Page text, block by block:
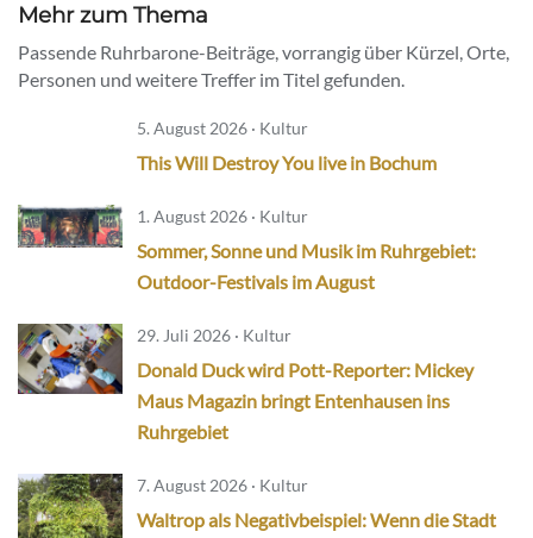
Mehr zum Thema
Passende Ruhrbarone-Beiträge, vorrangig über Kürzel, Orte,
Personen und weitere Treffer im Titel gefunden.
5. August 2026 · Kultur
This Will Destroy You live in Bochum
1. August 2026 · Kultur
Sommer, Sonne und Musik im Ruhrgebiet:
Outdoor-Festivals im August
29. Juli 2026 · Kultur
Donald Duck wird Pott-Reporter: Mickey
Maus Magazin bringt Entenhausen ins
Ruhrgebiet
7. August 2026 · Kultur
Waltrop als Negativbeispiel: Wenn die Stadt